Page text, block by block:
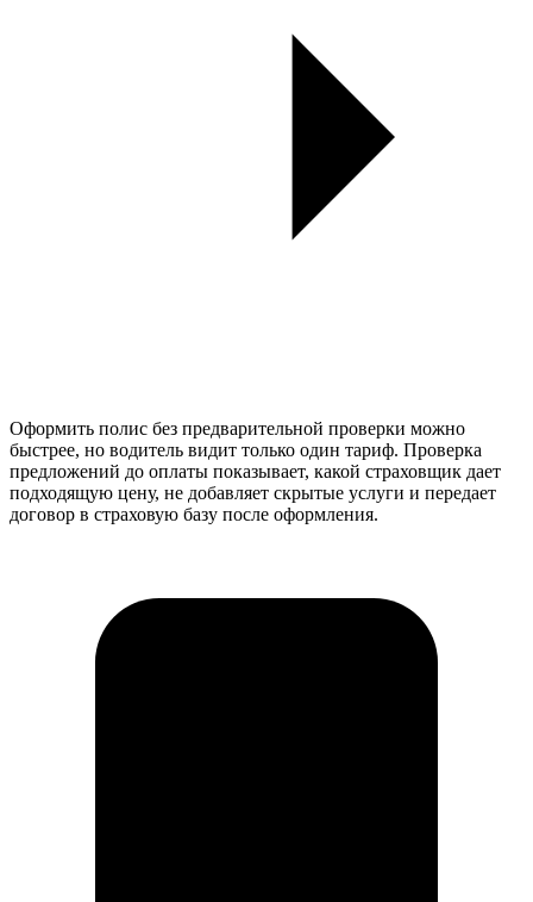
Оформить полис без предварительной проверки можно
быстрее, но водитель видит только один тариф. Проверка
предложений до оплаты показывает, какой страховщик дает
подходящую цену, не добавляет скрытые услуги и передает
договор в страховую базу после оформления.